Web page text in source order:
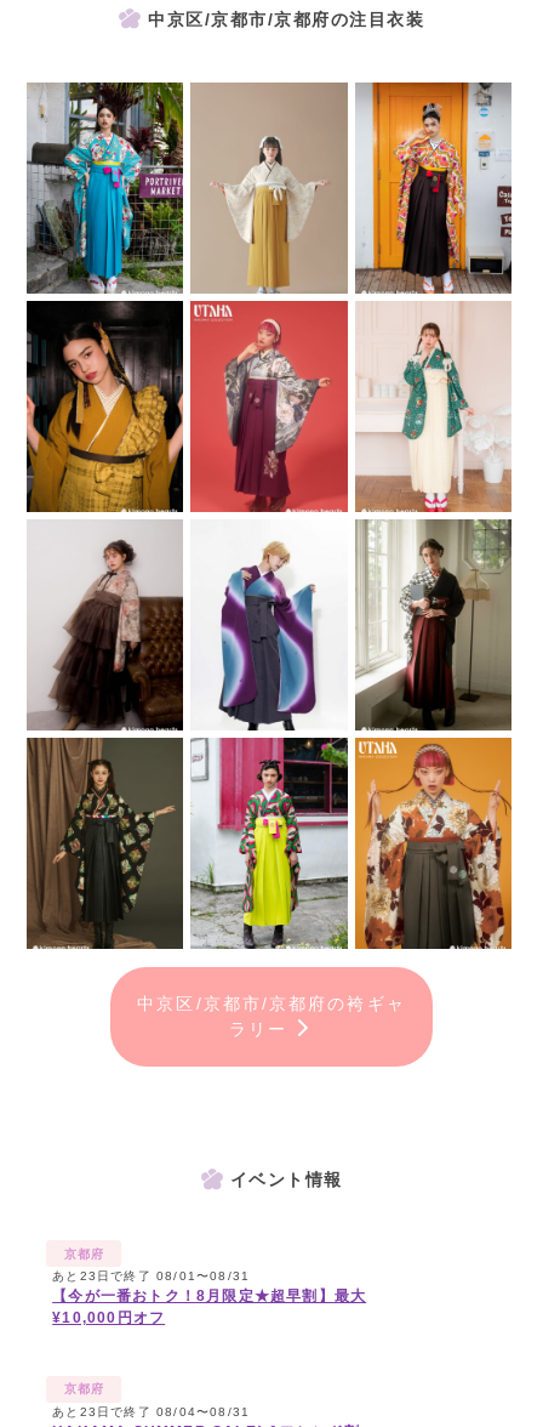
中京区/京都市/京都府の注目衣装
中京区/京都市/京都府の袴ギャ
ラリー
イベント情報
京都府
あと23日で終了 08/01〜08/31
【今が一番おトク！8月限定★超早割】最大
¥10,000円オフ
京都府
あと23日で終了 08/04〜08/31